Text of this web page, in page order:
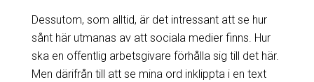
Dessutom, som alltid, är det intressant att se hur
sånt här utmanas av att sociala medier finns. Hur
ska en offentlig arbetsgivare förhålla sig till det här.
Men därifrån till att se mina ord inklippta i en text